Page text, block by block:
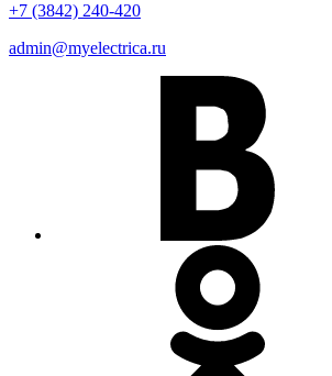
+7 (3842) 240-420
admin@myelectrica.ru